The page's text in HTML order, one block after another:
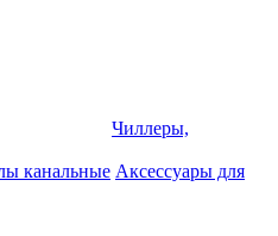
Чиллеры,
канальные Аксессуары для